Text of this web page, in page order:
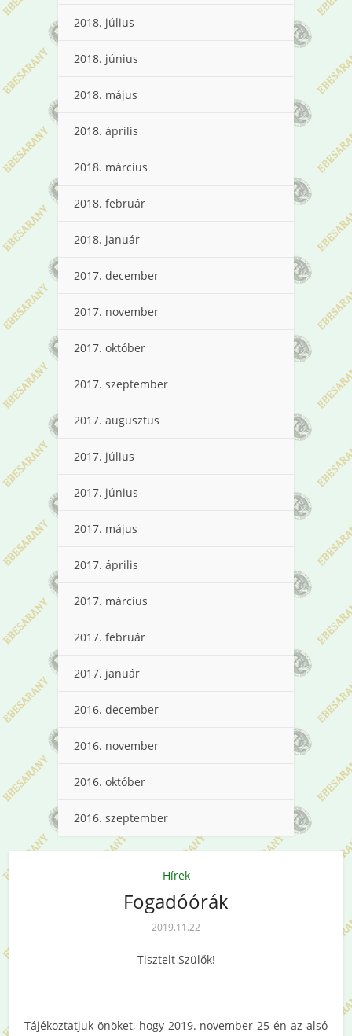
2018. július
2018. június
2018. május
2018. április
2018. március
2018. február
2018. január
2017. december
2017. november
2017. október
2017. szeptember
2017. augusztus
2017. július
2017. június
2017. május
2017. április
2017. március
2017. február
2017. január
2016. december
2016. november
2016. október
2016. szeptember
Hírek
Fogadóórák
2019.11.22
Tisztelt Szülők!
Tájékoztatjuk önöket, hogy 2019. november 25-én az alsó